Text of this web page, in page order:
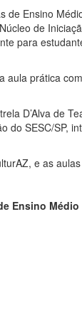
Ensino
de
para
prática
D’Alva de
SESC/SP,
e as
Ensino Médio